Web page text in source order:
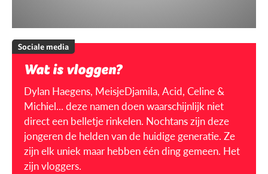
Sociale media
Wat is vloggen?
Dylan Haegens, MeisjeDjamila, Acid, Celine &
Michiel... deze namen doen waarschijnlijk niet
direct een belletje rinkelen. Nochtans zijn deze
jongeren de helden van de huidige generatie. Ze
zijn elk uniek maar hebben één ding gemeen. Het
zijn vloggers.